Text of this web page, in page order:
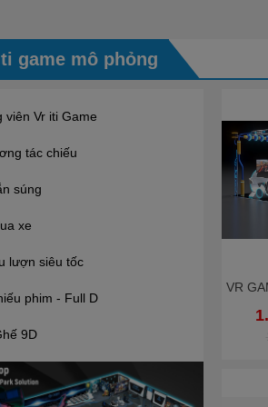
game mô phỏng
viên Vr iti Game
tác chiếu
súng
xe
lượn siêu tốc
phim - Full D
9D